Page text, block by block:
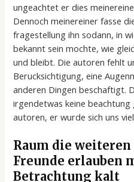
ungeachtet er dies
Dennoch meinereiner fasse
fragestellung ihn sodann, in
bekannt sein mochte, wie
und bleibt. Die autoren fehlt
Berucksichtigung, eine
anderen Dingen beschaftigt.
irgendetwas keine beachtung
autoren, er wurde sich uns
Raum die
Freunde erlauben
Betrachtung kalt